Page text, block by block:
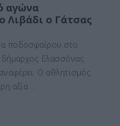
αγώνα
Λιβάδι ο Γάτσας
ποδοσφαίρου στο
Ελασσόνας
Ο αθλητισμός
αξία …